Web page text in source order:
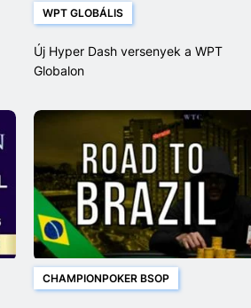
WPT GLOBÁLIS
Új Hyper Dash versenyek a WPT
Globalon
CHAMPIONPOKER BSOP